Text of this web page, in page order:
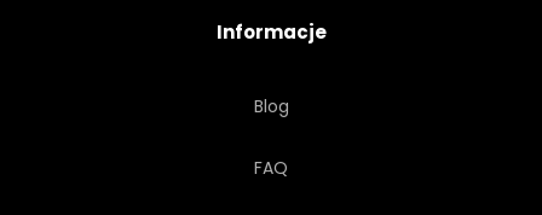
Informacje
Blog
FAQ